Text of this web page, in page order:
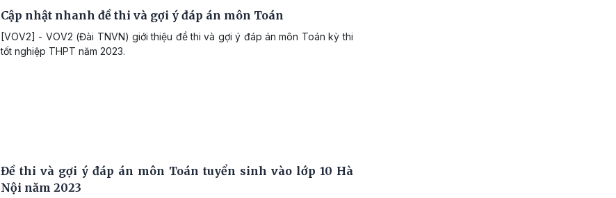
Cập nhật nhanh đề thi và gợi ý đáp án môn Toán
[VOV2] - VOV2 (Đài TNVN) giới thiệu đề thi và gợi ý đáp án môn Toán kỳ thi
tốt nghiệp THPT năm 2023.
Đề thi và gợi ý đáp án môn Toán tuyển sinh vào lớp 10 Hà
Nội năm 2023